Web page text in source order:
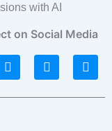
with AI
on Social Media
L
i
n
k
I
n
s
t
F
a
c
e